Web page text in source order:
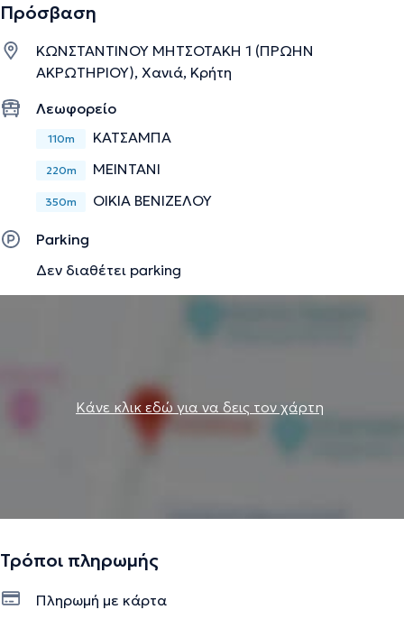
Πρόσβαση
ΚΩΝΣΤΑΝΤΙΝΟΥ ΜΗΤΣΟΤΑΚΗ 1 (ΠΡΩΗΝ
ΑΚΡΩΤΗΡΙΟΥ), Χανιά, Κρήτη
Λεωφορείο
110m ΚΑΤΣΑΜΠΑ
220m ΜΕΙΝΤΑΝΙ
350m ΟΙΚΙΑ ΒΕΝΙΖΕΛΟΥ
Parking
Δεν διαθέτει parking
Κάνε κλικ εδώ για να δεις τον χάρτη
Τρόποι πληρωμής
Πληρωμή με κάρτα